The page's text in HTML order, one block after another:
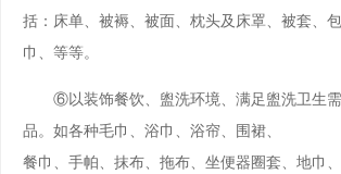
括：床单、被褥、被面、枕头及床罩、被套、
巾、等等。
⑥以装饰餐饮、盥洗环境、满足盥洗卫生需
品。如各种毛巾、浴巾、浴帘、围裙、
餐巾、手帕、抹布、拖布、坐便器圈套、地巾